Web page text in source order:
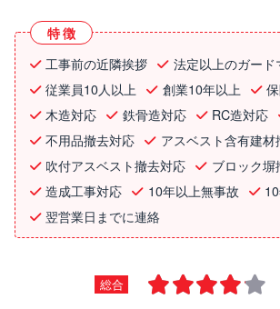
特徴
工事前の近隣挨拶
法定以上のガード
従業員10人以上
創業10年以上
木造対応
鉄骨造対応 RC造対応
不用品撤去対応
アスベスト含有建材
吹付アスベスト撤去対応
ブロック塀
造成工事対応
10年以上無事故
翌営業日までに連絡
総合